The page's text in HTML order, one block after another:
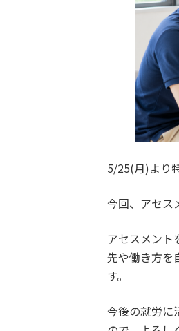
5/25(月)より
今回、アセス
アセスメント
先や働き方を
す。
今後の就労に